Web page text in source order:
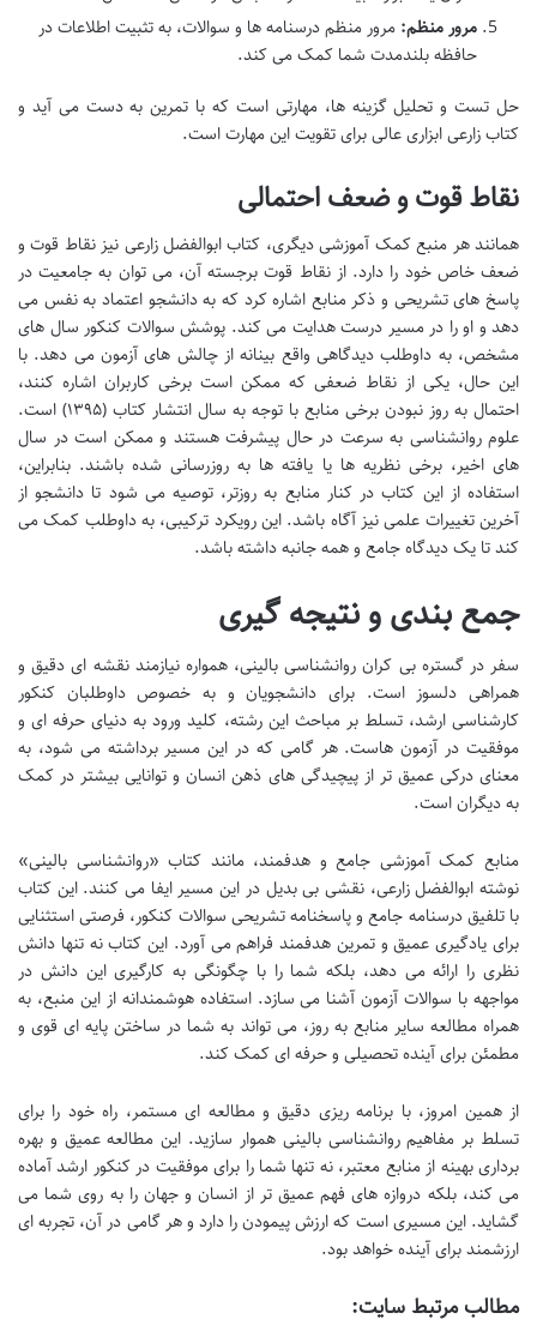
مرور منظم: مرور منظم درسنامه ها و سوالات، به تثبیت اطلاعات در
حافظه بلندمدت شما کمک می کند.
حل تست و تحلیل گزینه ها، مهارتی است که با تمرین به دست می آید و
کتاب زارعی ابزاری عالی برای تقویت این مهارت است.
نقاط قوت و ضعف احتمالی
همانند هر منبع کمک آموزشی دیگری، کتاب ابوالفضل زارعی نیز نقاط قوت و
ضعف خاص خود را دارد. از نقاط قوت برجسته آن، می توان به جامعیت در
پاسخ های تشریحی و ذکر منابع اشاره کرد که به دانشجو اعتماد به نفس می
دهد و او را در مسیر درست هدایت می کند. پوشش سوالات کنکور سال های
مشخص، به داوطلب دیدگاهی واقع بینانه از چالش های آزمون می دهد. با
این حال، یکی از نقاط ضعفی که ممکن است برخی کاربران اشاره کنند،
احتمال به روز نبودن برخی منابع با توجه به سال انتشار کتاب (۱۳۹۵) است.
علوم روانشناسی به سرعت در حال پیشرفت هستند و ممکن است در سال
های اخیر، برخی نظریه ها یا یافته ها به روزرسانی شده باشند. بنابراین،
استفاده از این کتاب در کنار منابع به روزتر، توصیه می شود تا دانشجو از
آخرین تغییرات علمی نیز آگاه باشد. این رویکرد ترکیبی، به داوطلب کمک می
کند تا یک دیدگاه جامع و همه جانبه داشته باشد.
جمع بندی و نتیجه گیری
سفر در گستره بی کران روانشناسی بالینی، همواره نیازمند نقشه ای دقیق و
همراهی دلسوز است. برای دانشجویان و به خصوص داوطلبان کنکور
کارشناسی ارشد، تسلط بر مباحث این رشته، کلید ورود به دنیای حرفه ای و
موفقیت در آزمون هاست. هر گامی که در این مسیر برداشته می شود، به
معنای درکی عمیق تر از پیچیدگی های ذهن انسان و توانایی بیشتر در کمک
به دیگران است.
منابع کمک آموزشی جامع و هدفمند، مانند کتاب «روانشناسی بالینی»
نوشته ابوالفضل زارعی، نقشی بی بدیل در این مسیر ایفا می کنند. این کتاب
با تلفیق درسنامه جامع و پاسخنامه تشریحی سوالات کنکور، فرصتی استثنایی
برای یادگیری عمیق و تمرین هدفمند فراهم می آورد. این کتاب نه تنها دانش
نظری را ارائه می دهد، بلکه شما را با چگونگی به کارگیری این دانش در
مواجهه با سوالات آزمون آشنا می سازد. استفاده هوشمندانه از این منبع، به
همراه مطالعه سایر منابع به روز، می تواند به شما در ساختن پایه ای قوی و
مطمئن برای آینده تحصیلی و حرفه ای کمک کند.
از همین امروز، با برنامه ریزی دقیق و مطالعه ای مستمر، راه خود را برای
تسلط بر مفاهیم روانشناسی بالینی هموار سازید. این مطالعه عمیق و بهره
برداری بهینه از منابع معتبر، نه تنها شما را برای موفقیت در کنکور ارشد آماده
می کند، بلکه دروازه های فهم عمیق تر از انسان و جهان را به روی شما می
گشاید. این مسیری است که ارزش پیمودن را دارد و هر گامی در آن، تجربه ای
ارزشمند برای آینده خواهد بود.
مطالب مرتبط سایت: